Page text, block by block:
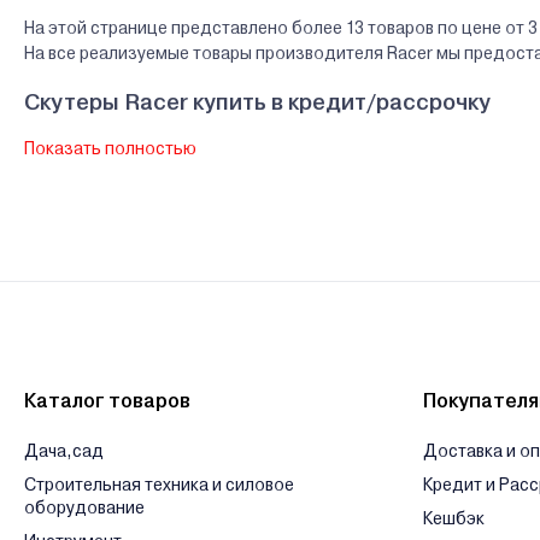
На этой странице представлено более 13 товаров по цене от 3
На все реализуемые товары производителя Racer мы
Скутеры Racer купить в кредит/рассрочку
В нашем интернет-магазине Вы можете приобристи товары
Производитель Racer - Компания «Рейсер», пр-т
Показать полностью
Каталог товаров
Дача,сад
Строительная техника и силовое
оборудование
Доставка и
Кредит и
Кешбэк